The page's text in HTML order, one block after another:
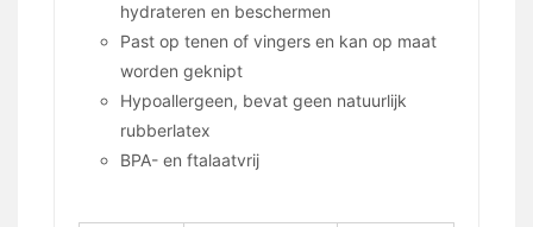
hydrateren en beschermen
Past op tenen of vingers en kan op maat
worden geknipt
Hypoallergeen, bevat geen natuurlijk
rubberlatex
BPA- en ftalaatvrij